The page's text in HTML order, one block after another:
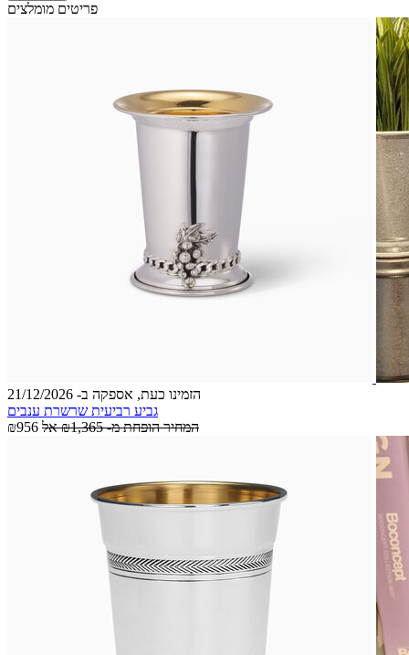
פריטים מומלצים
הזמינו כעת, אספקה ב- 21/12/2026
גביע רביעית שרשרת ענבים
₪956
המחיר הופחת מ-₪1,365 אל